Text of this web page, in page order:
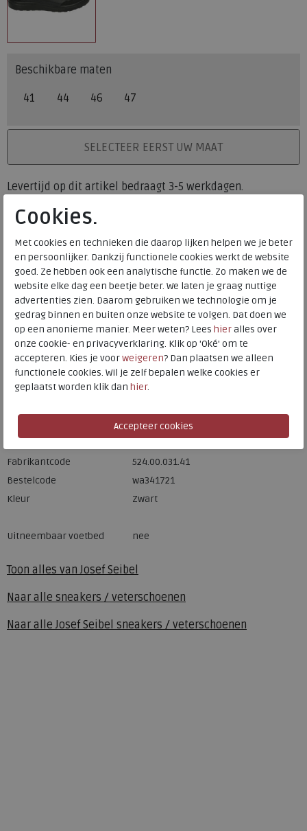
Toon alles vanJosef Seibel
Naar alle sneakers / veterschoenen
Naar alleJosef Seibel sneakers / veterschoenen
Beschikbare maten
41 44 46 47
PLAATS IN WINKELMANDSELECTEER EERST UW MAAT
Levertijd op dit artikel bedraagt 3-5 werkdagen.
Onze winkelvoorraad
Meijerink Heemskerk
HEEMSKERK
Meijerink Hoorn
HOORN
Hulp nodig? bel:0229 760 760
Gratis verzending binnen Nederland*
Voor 14:00 uur besteld = dezelfde werkdag verzonden*
Fabrikantcode
524.00.031.41
Bestelcode
wa341721
Kleur
Zwart
Uitneembaar voetbed nee
Cookies.
Met cookies en technieken die daarop lijken helpen we je beter
en persoonlijker. Dankzij functionele cookies werkt de website
goed. Ze hebben ook een analytische functie. Zo maken we de
website elke dag een beetje beter. We laten je graag nuttige
advertenties zien. Daarom gebruiken we technologie om je
gedrag binnen en buiten onze website te volgen. Dat doen we
op een anonieme manier. Meer weten? Lees hieralles over
onze cookie- en privacyverklaring. Klik op 'Oké' om te
accepteren. Kies je voorweigeren? Dan plaatsen we alleen
functionele cookies. Wil je zelf bepalen welke cookies er
geplaatst worden klik dan hier.